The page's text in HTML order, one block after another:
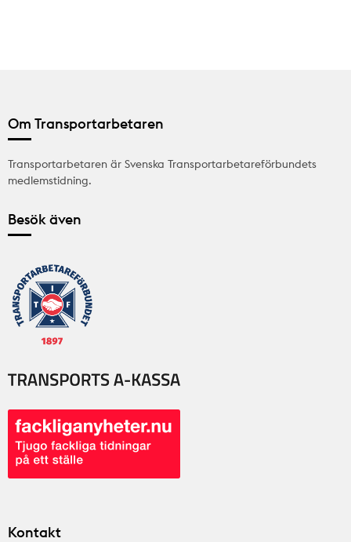
Om Transportarbetaren
Transportarbetaren är Svenska Transportarbetareförbundets
medlemstidning.
Besök även
Kontakt